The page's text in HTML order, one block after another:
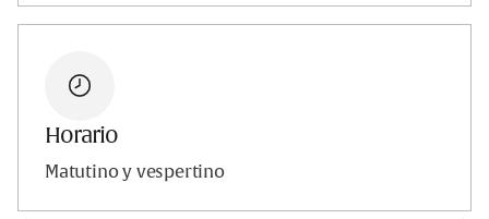
Horario
Matutino y vespertino